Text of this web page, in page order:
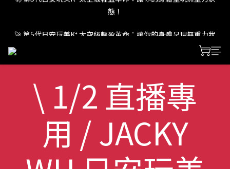
🚀 第5代日安玩美K⁺ 太空級輕盈革命：讓你的身體呈現無重力狀
態！
🚀 第5代日安玩美K⁺ 太空級輕盈革命：讓你的身體呈現無重力狀
\ 1/2 直播專
用 / JACKY